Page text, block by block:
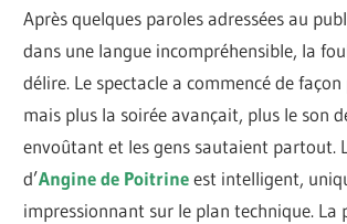
Après quelques paroles adressées au
dans une langue incompréhensible, la
délire. Le spectacle a commencé de
mais plus la soirée avançait, plus le son
envoûtant et les gens sautaient partout.
d’Angine de Poitrineest intelligent,
impressionnant sur le plan technique. La